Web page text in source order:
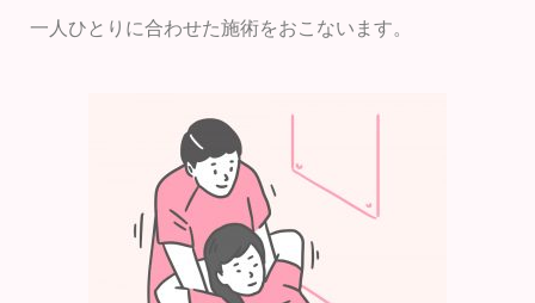
一人ひとりに合わせた施術をおこないます。